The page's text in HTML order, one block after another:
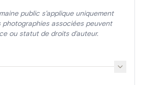
public s'applique uniquement
photographies associées peuvent
ou statut de droits d'auteur.